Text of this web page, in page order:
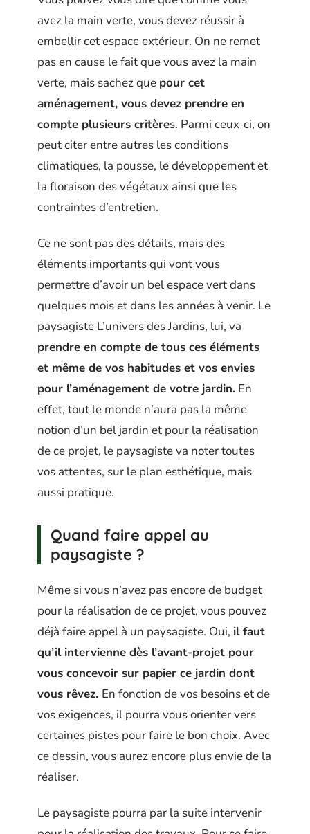
avez la main verte, vous devez réussir à
embellir cet espace extérieur. On ne remet
pas en cause le fait que vous avez la main
verte, mais sachez que pour cet
aménagement, vous devez prendre en
compte plusieurs critères. Parmi ceux-ci, on
peut citer entre autres les conditions
climatiques, la pousse, le développement et
la floraison des végétaux ainsi que les
contraintes d’entretien.
Ce ne sont pas des détails, mais des
éléments importants qui vont vous
permettre d’avoir un bel espace vert dans
quelques mois et dans les années à venir. Le
paysagiste L’univers des Jardins, lui, va
prendre en compte de tous ces éléments
et même de vos habitudes et vos envies
pour l’aménagement de votre jardin. En
effet, tout le monde n’aura pas la même
notion d’un bel jardin et pour la réalisation
de ce projet, le paysagiste va noter toutes
vos attentes, sur le plan esthétique, mais
aussi pratique.
Quand faire appel au
paysagiste ?
Même si vous n’avez pas encore de budget
pour la réalisation de ce projet, vous pouvez
déjà faire appel à un paysagiste. Oui, il faut
qu’il intervienne dès l’avant-projet pour
vous concevoir sur papier ce jardin dont
vous rêvez. En fonction de vos besoins et de
vos exigences, il pourra vous orienter vers
certaines pistes pour faire le bon choix. Avec
ce dessin, vous aurez encore plus envie de la
réaliser.
Le paysagiste pourra par la suite intervenir